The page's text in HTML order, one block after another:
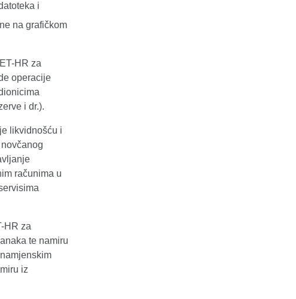
i
na grafičkom
HR za
operacije
i dr.).
likvidnošću i
računima u
HR za
te namiru
iz